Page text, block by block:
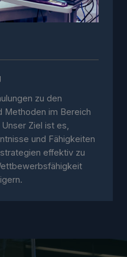
zu den
Methoden im Bereich
Ziel ist es,
und Fähigkeiten
effektiv zu